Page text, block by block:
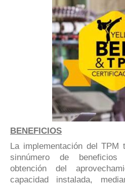
BENEFICIOS
La implementación del
sinnúmero de
obtención del
capacidad instalada,